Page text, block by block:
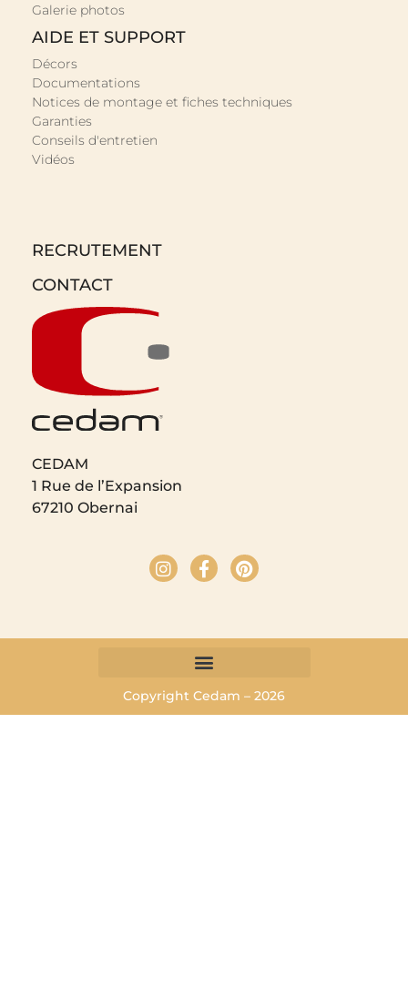
Galerie photos
AIDE ET SUPPORT
Décors
Documentations
Notices de montage et fiches techniques
Garanties
Conseils d'entretien
Vidéos
RECRUTEMENT
CONTACT
CEDAM
1 Rue de l’Expansion
67210 Obernai
Copyright Cedam – 2026